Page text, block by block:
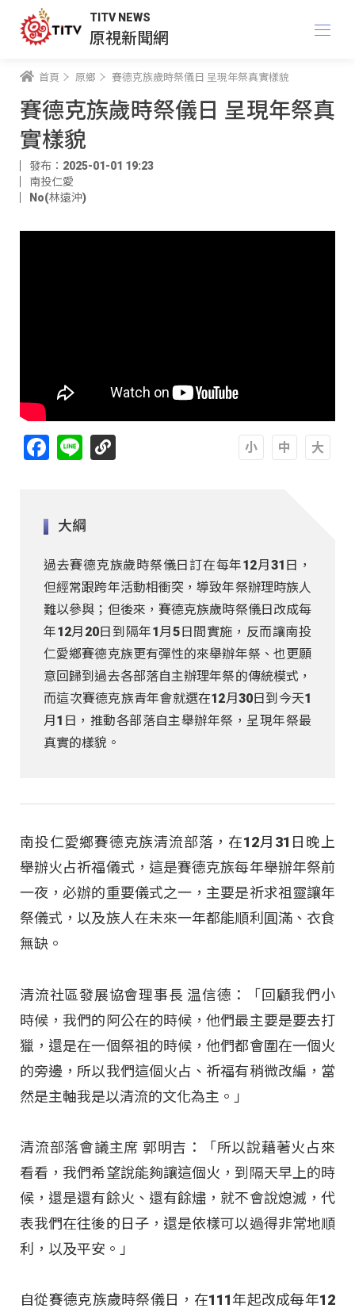
TITV NEWS
原視新聞網
首頁 原鄉 賽德克族歲時祭儀日 呈現年祭真實樣貌
賽德克族歲時祭儀日 呈現年祭真
實樣貌
發布：2025-01-01 19:23
南投仁愛
No(林遠沖)
Facebook
Line
大綱
過去賽德克族歲時祭儀日訂在每年12月31日，
但經常跟跨年活動相衝突，導致年祭辦理時族人
難以參與；但後來，賽德克族歲時祭儀日改成每
年12月20日到隔年1月5日間實施，反而讓南投
仁愛鄉賽德克族更有彈性的來舉辦年祭、也更願
意回歸到過去各部落自主辦理年祭的傳統模式，
而這次賽德克族青年會就選在12月30日到今天1
月1日，推動各部落自主舉辦年祭，呈現年祭最
真實的樣貌。
南投仁愛鄉賽德克族清流部落，在12月31日晚上
舉辦火占祈福儀式，這是賽德克族每年舉辦年祭前
一夜，必辦的重要儀式之一，主要是祈求祖靈讓年
祭儀式，以及族人在未來一年都能順利圓滿、衣食
無缺。
清流社區發展協會理事長 温信德：「回顧我們小
時候，我們的阿公在的時候，他們最主要是要去打
獵，還是在一個祭祖的時候，他們都會圍在一個火
的旁邊，所以我們這個火占、祈福有稍微改編，當
然是主軸我是以清流的文化為主。」
清流部落會議主席 郭明吉：「所以說藉著火占來
看看，我們希望說能夠讓這個火，到隔天早上的時
候，還是還有餘火、還有餘燼，就不會說熄滅，代
表我們在往後的日子，還是依樣可以過得非常地順
利，以及平安。」
自從賽德克族歲時祭儀日，在111年起改成每年12